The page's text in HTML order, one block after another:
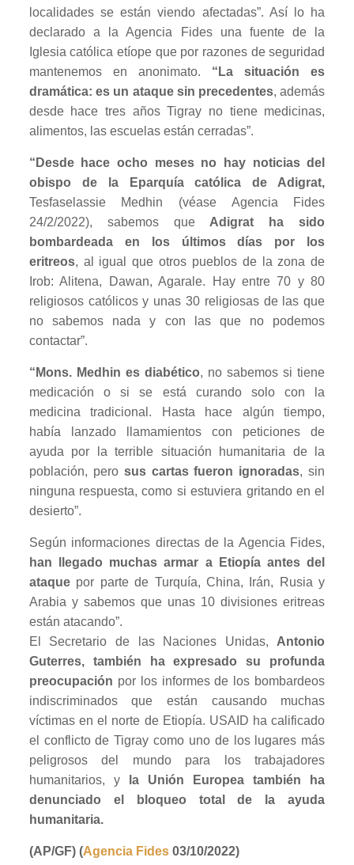
localidades se están viendo afectadas”. Así lo ha
declarado a la Agencia Fides una fuente de la
Iglesia católica etíope que por razones de seguridad
mantenemos en anonimato. “La situación es
dramática: es un ataque sin precedentes, además
desde hace tres años Tigray no tiene medicinas,
alimentos, las escuelas están cerradas”.
“Desde hace ocho meses no hay noticias del
obispo de la Eparquía católica de Adigrat,
Tesfaselassie Medhin (véase Agencia Fides
24/2/2022), sabemos que Adigrat ha sido
bombardeada en los últimos días por los
eritreos, al igual que otros pueblos de la zona de
Irob: Alitena, Dawan, Agarale. Hay entre 70 y 80
religiosos católicos y unas 30 religiosas de las que
no sabemos nada y con las que no podemos
contactar”.
“Mons. Medhin es diabético, no sabemos si tiene
medicación o si se está curando solo con la
medicina tradicional. Hasta hace algún tiempo,
había lanzado llamamientos con peticiones de
ayuda por la terrible situación humanitaria de la
población, pero sus cartas fueron ignoradas, sin
ninguna respuesta, como si estuviera gritando en el
desierto”.
Según informaciones directas de la Agencia Fides,
han llegado muchas armar a Etiopía antes del
ataquepor parte de Turquía, China, Irán, Rusia y
Arabia y sabemos que unas 10 divisiones eritreas
están atacando”.
El Secretario de las Naciones Unidas, Antonio
Guterres, también ha expresado su profunda
preocupación por los informes de los bombardeos
indiscriminados que están causando muchas
víctimas en el norte de Etiopía. USAID ha calificado
el conflicto de Tigray como uno de los lugares más
peligrosos del mundo para los trabajadores
humanitarios, y
la Unión Europea también ha
denunciado el bloqueo total de la ayuda
humanitaria.
(AP/GF) (Agencia Fides03/10/2022)